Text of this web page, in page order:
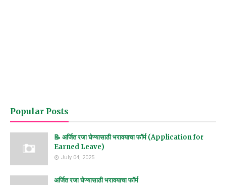
Popular Posts
📝 अर्जित रजा घेण्यासाठी भरावयाचा फॉर्म (Application for
Earned Leave)
July 04, 2025
अर्जित रजा घेण्यासाठी भरावयाचा फॉर्म